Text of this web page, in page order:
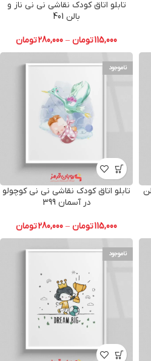
تابلو اتاق کودک نقاشی نی نی ناز و
بالن 401
115,000تومان –
280,000تومان
ناموجود
تابلو اتاق کودک نقاشی نی نی کوچولو
در آسمان 399
115,000تومان –
280,000تومان
ناموجود